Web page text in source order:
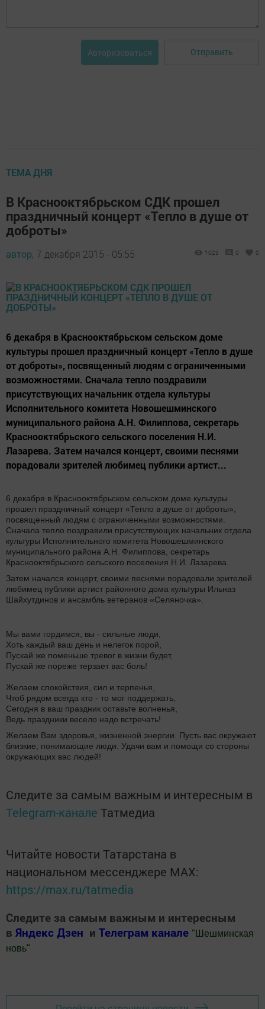
Авторизоваться Отправить
ТЕМА ДНЯ
В Краснооктябрьском СДК прошел
праздничный концерт «Тепло в душе от
доброты»
автор, 7 декабря 2015 - 05:55 1023 0 0
6 декабря в Краснооктябрьском сельском доме
культуры прошел праздничный концерт «Тепло в душе
от доброты», посвященный людям с ограниченными
возможностями. Сначала тепло поздравили
присутствующих начальник отдела культуры
Исполнительного комитета Новошешминского
муниципального района А.Н. Филиппова, секретарь
Краснооктябрьского сельского поселения Н.И.
Лазарева. Затем начался концерт, своими песнями
порадовали зрителей любимец публики артист...
6 декабря в Краснооктябрьском сельском доме культуры
прошел праздничный концерт «Тепло в душе от доброты»,
посвященный людям с ограниченными возможностями.
Сначала тепло поздравили присутствующих начальник отдела
культуры Исполнительного комитета Новошешминского
муниципального района А.Н. Филиппова, секретарь
Краснооктябрьского сельского поселения Н.И. Лазарева.
Затем начался концерт, своими песнями порадовали зрителей
любимец публики артист районного дома культуры Ильназ
Шайхутдинов и ансамбль ветеранов «Селяночка».
Мы вами гордимся, вы - сильные люди,
Хоть каждый ваш день и нелегок порой,
Пускай же поменьше тревог в жизни будет,
Пускай же пореже терзает вас боль!
Желаем спокойствия, сил и терпенья,
Чтоб рядом всегда кто - то мог поддержать,
Сегодня в ваш праздник оставьте волненья,
Ведь праздники весело надо встречать!
Желаем Вам здоровья, жизненной энергии. Пусть вас окружают
близкие, понимающие люди. Удачи вам и помощи со стороны
окружающих вас людей!
Следите за самым важным и интересным в
Telegram-канале Татмедиа
Читайте новости Татарстана в
национальном мессенджере MАХ:
https://max.ru/tatmedia
Следите за самым важным и интересным
в Яндекс Дзен и Телеграм канале " Шешминская
новь"